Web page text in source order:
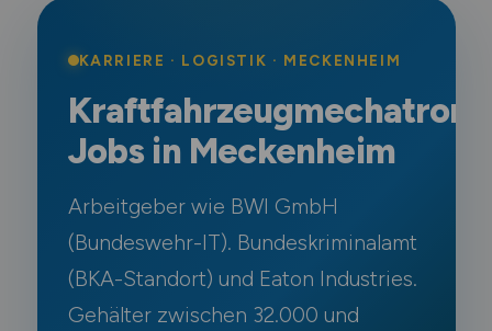
KARRIERE · LOGISTIK · MECKENHEIM
Jobs in Meckenheim
Arbeitgeber wie BWI GmbH
(Bundeswehr-IT). Bundeskriminalamt
(BKA-Standort) und Eaton Industries.
Gehälter zwischen 32.000 und